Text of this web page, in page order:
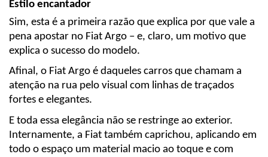
Estilo encantador
Sim, esta é a primeira razão que explica por que vale a
pena apostar no Fiat Argo – e, claro, um motivo que
explica o sucesso do modelo.
Afinal, o Fiat Argo é daqueles carros que chamam a
atenção na rua pelo visual com linhas de traçados
fortes e elegantes.
E toda essa elegância não se restringe ao exterior.
Internamente, a Fiat também caprichou, aplicando em
todo o espaço um material macio ao toque e com